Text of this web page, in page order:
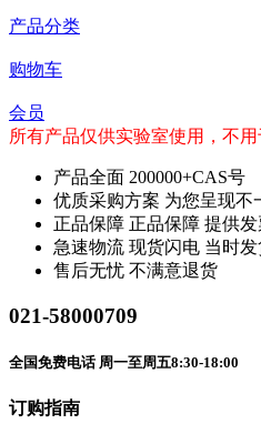
产品分类
购物车
会员
所有产品仅供实验室使用，不
产品全面 200000+CAS号
优质采购方案 为您呈现不
正品保障 正品保障 提供发
急速物流 现货闪电 当时发
售后无忧 不满意退货
021-58000709
全国免费电话 周一至周五8:30-18:00
订购指南